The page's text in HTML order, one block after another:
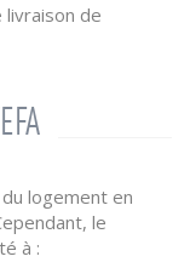
de
logement en
le
à :